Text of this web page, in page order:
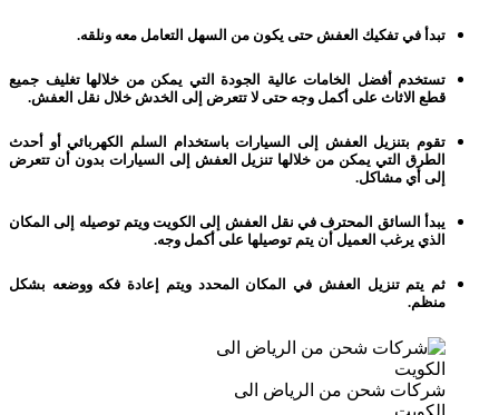
تبدأ في تفكيك العفش حتى يكون من السهل التعامل معه ونلقه.
تستخدم أفضل الخامات عالية الجودة التي يمكن من خلالها تغليف جميع
قطع الاثاث على أكمل وجه حتى لا تتعرض إلى الخدش خلال نقل العفش.
تقوم بتنزيل العفش إلى السيارات باستخدام السلم الكهربائي أو أحدث
الطرق التي يمكن من خلالها تنزيل العفش إلى السيارات بدون أن تتعرض
إلى أي مشاكل.
يبدأ السائق المحترف في نقل العفش إلى الكويت ويتم توصيله إلى المكان
الذي يرغب العميل أن يتم توصيلها على أكمل وجه.
ثم يتم تنزيل العفش في المكان المحدد ويتم إعادة فكه ووضعه بشكل
منظم.
شركات شحن من الرياض الى
الكويت